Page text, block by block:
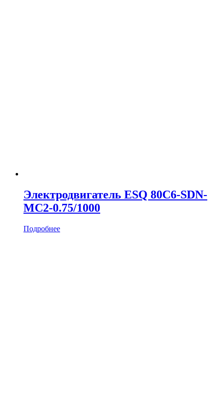
Электродвигатель ESQ 80C6-SDN-
MC2-0.75/1000
Подробнее